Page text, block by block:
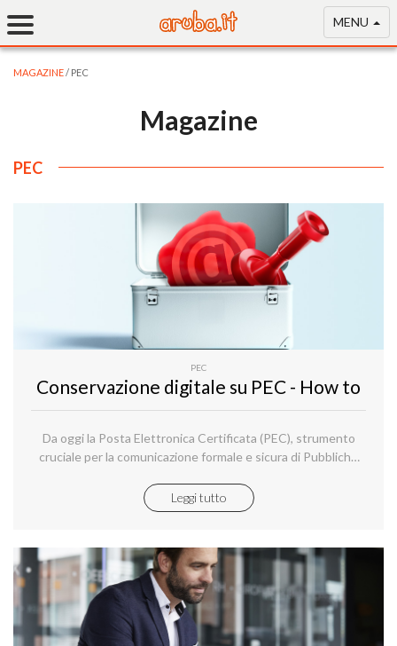
MENU
MAGAZINE/ PEC
Magazine
PEC
PEC
Conservazione digitale su PEC - How to
Da oggi la Posta Elettronica Certificata (PEC), strumento
cruciale per la comunicazione formale e sicura di Pubbliche
funzionalità: la conservazione digitale, fortemente
consigliata - se non addirittura obbligatoria nel caso delle PA
tempo.
Leggi tutto